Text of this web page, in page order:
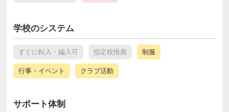
学校のシステム
すぐに転入・編入可 指定校推薦 制服
行事・イベント クラブ活動
サポート体制